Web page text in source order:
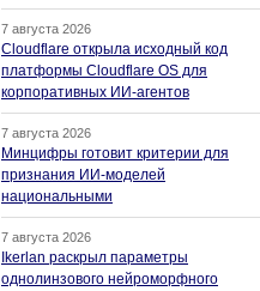
7 августа 2026
Cloudflare открыла исходный код
платформы Cloudflare OS для
корпоративных ИИ-агентов
7 августа 2026
Минцифры готовит критерии для
признания ИИ-моделей
национальными
7 августа 2026
Ikerlan раскрыл параметры
однолинзового нейроморфного